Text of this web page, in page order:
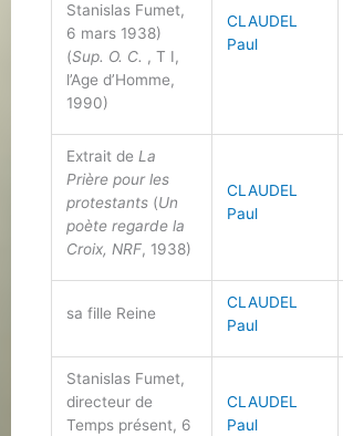
Stanislas Fumet,
6 mars 1938)
(Sup. O. C. , T I,
l’Age d’Homme,
1990)
CLAUDEL
Paul
Extrait de La
Prière pour les
protestants (Un
poète regarde la
Croix, NRF, 1938)
CLAUDEL
Paul
sa fille Reine
CLAUDEL
Paul
Stanislas Fumet,
directeur de
Temps présent, 6
CLAUDEL
Paul